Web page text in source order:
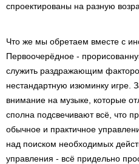
спроектированы на разную
Что же мы обретаем вместе с
Первоочерёдное -
служить раздражающим
нестандартную изюминку игре.
внимание на музыке, которые
сполна подсвечивают всё, что
обычное и практичное
над поиском необходимых
управления - всё придельно